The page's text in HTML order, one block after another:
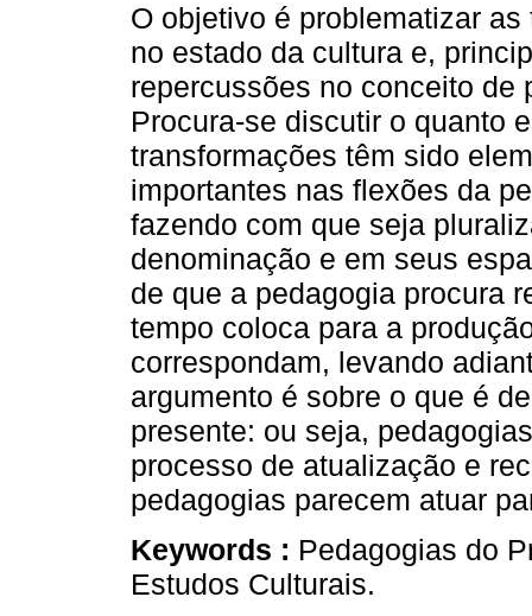
O objetivo é problematizar
no estado da cultura e,
repercussões no conceito de
Procura-se discutir o quanto
transformações têm sido
importantes nas flexões da
fazendo com que seja
denominação e em seus
de que a pedagogia procura
tempo coloca para a
correspondam, levando
argumento é sobre o que é
presente: ou seja,
processo de atualização e
pedagogias parecem atuar
Keywords : Pedagogias do
Estudos Culturais.